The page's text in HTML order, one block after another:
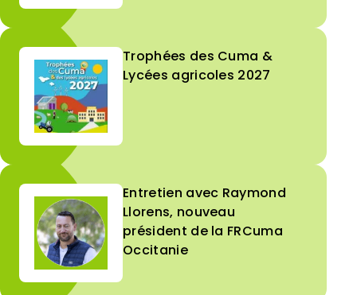
Trophées des Cuma &
Lycées agricoles 2027
Entretien avec Raymond
Llorens, nouveau
président de la FRCuma
Occitanie